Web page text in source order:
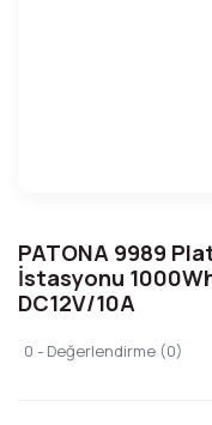
PATONA 9989
İstasyonu
DC12V/10A
0 - Değerlendirme (0)